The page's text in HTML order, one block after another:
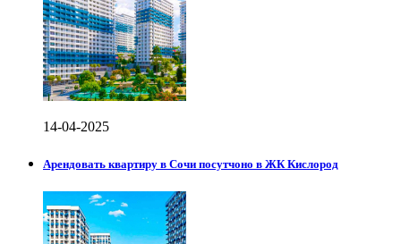
14-04-2025
Арендовать квартиру в Сочи посутчоно в ЖК Кислород